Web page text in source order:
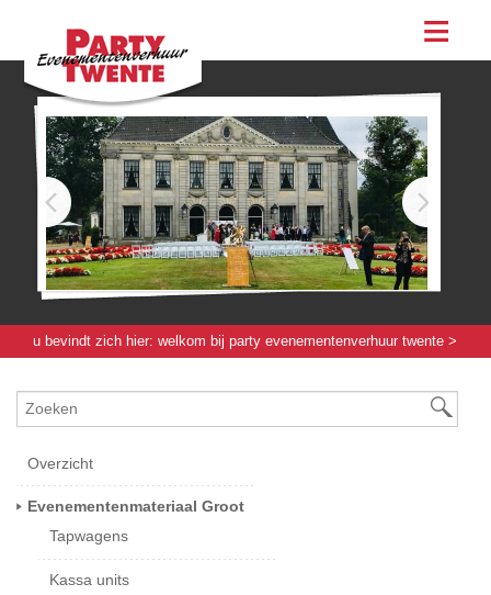
assortiment
evenementen
feesten
bestellen
contact
u bevindt zich hier: welkom bij party evenementenverhuur twente >
[m]
Overzicht
Evenementenmateriaal Groot
Tapwagens
Kassa units